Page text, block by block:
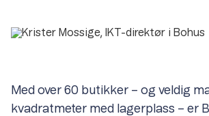
Med over 60 butikker – og veldig
kvadratmeter med lagerplass – er